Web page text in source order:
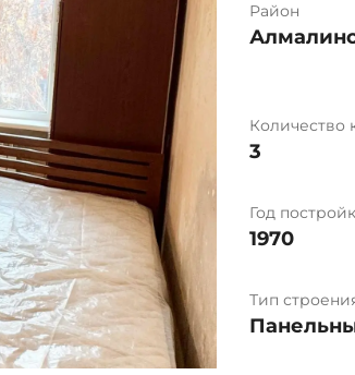
Район
Количество
3
Год
1970
Тип